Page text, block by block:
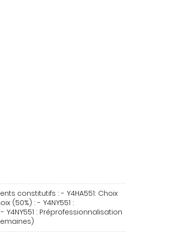
constitutifs : - Y4HA551: Choix
(50%) : - Y4NY551 :
: Préprofessionnalisation